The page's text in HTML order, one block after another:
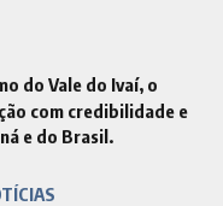
do Vale do Ivaí, o
com credibilidade e
e do Brasil.